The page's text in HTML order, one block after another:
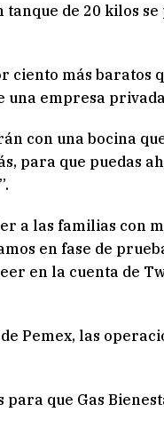
de 20 kilos se
ciento más baratos
una empresa
con una bocina
para que puedas
a las familias con
en fase de
en la cuenta de
Pemex, las
para que Gas